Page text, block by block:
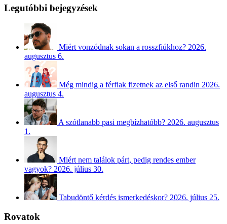
Legutóbbi bejegyzések
Miért vonzódnak sokan a rosszfiúkhoz? 2026.
augusztus 6.
Még mindig a férfiak fizetnek az első randin 2026.
augusztus 4.
A szótlanabb pasi megbízhatóbb? 2026. augusztus
1.
Miért nem találok párt, pedig rendes ember
vagyok? 2026. július 30.
Tabudöntő kérdés ismerkedéskor? 2026. július 25.
Rovatok